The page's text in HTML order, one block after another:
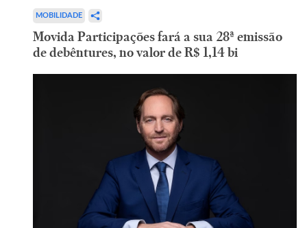
MOBILIDADE
Movida Participações fará a sua 28ª emissão
de debêntures, no valor de R$ 1,14 bi